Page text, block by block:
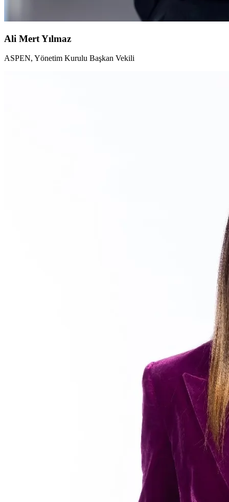
Ali Mert Yılmaz
ASPEN, Yönetim Kurulu Başkan Vekili